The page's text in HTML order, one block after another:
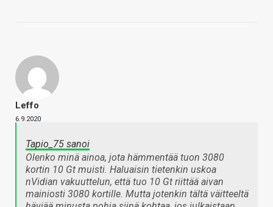
Leffo
6.9.2020
Tapio_75 sanoi
Olenko minä ainoa, jota hämmentää tuon 3080
kortin 10 Gt muisti. Haluaisin tietenkin uskoa
nVidian vakuuttelun, että tuo 10 Gt riittää aivan
mainiosti 3080 kortille. Mutta jotenkin tältä väitteeltä